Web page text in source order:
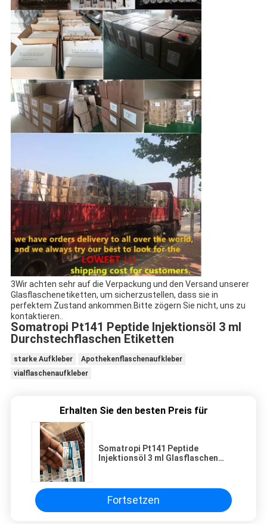
3Wir achten sehr auf die Verpackung und den Versand unserer
Glasflaschenetiketten, um sicherzustellen, dass sie in
perfektem Zustand ankommen.Bitte zögern Sie nicht, uns zu
kontaktieren..
Somatropi Pt141 Peptide Injektionsöl 3 ml
Durchstechflaschen Etiketten
starke Aufkleber
Apothekenflaschenaufkleber
vialflaschenaufkleber
Erhalten Sie den besten Preis für
Somatropi Pt141 Peptide
Injektionsöl 3 ml Glasflaschen
Fortsetzen